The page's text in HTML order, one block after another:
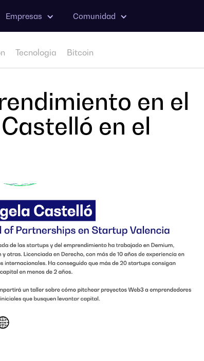
Empresas Comunidad
Tecnologia Bitcoin
en el
en el